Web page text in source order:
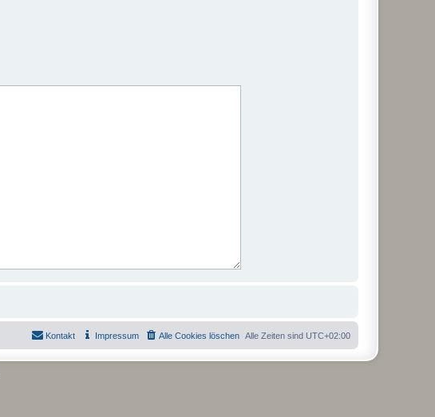
Alle Zeiten sind UTC+02:00
Alle Cookies löschen
Impressum
Kontakt